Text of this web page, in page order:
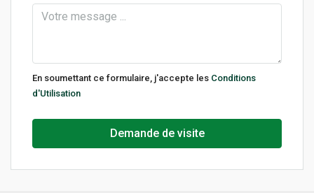
En soumettant ce formulaire, j'accepte les Conditions
d'Utilisation
Demande de visite